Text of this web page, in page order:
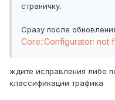
страничку.
Cразу после
Core::Configurator: not
ждите исправления либо
классификации трафика